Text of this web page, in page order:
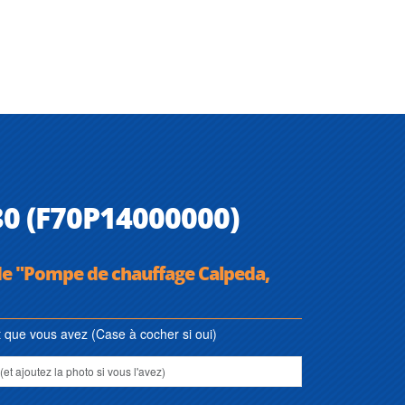
(F70P14000000)
"Pompe de chauffage Calpeda,
vous avez (Case à cocher si oui)